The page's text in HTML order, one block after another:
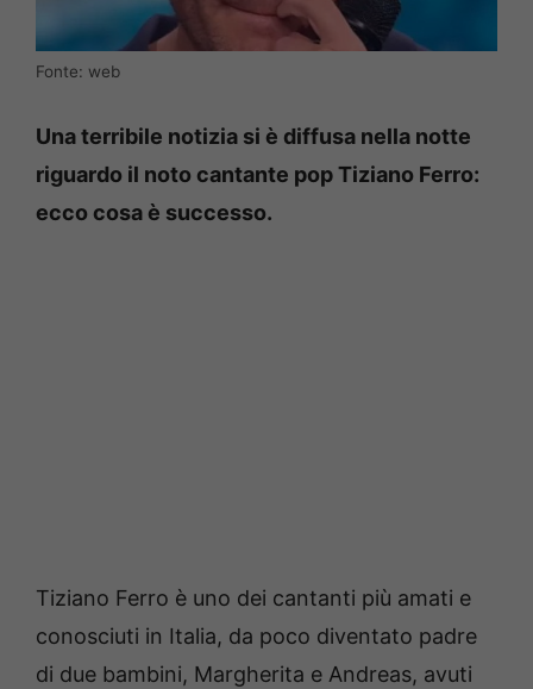
Fonte: web
Una terribile notizia si è diffusa nella notte
riguardo il noto cantante pop Tiziano Ferro:
ecco cosa è successo.
Tiziano Ferro è uno dei cantanti più amati e
conosciuti in Italia, da poco diventato padre
di due bambini, Margherita e Andreas, avuti